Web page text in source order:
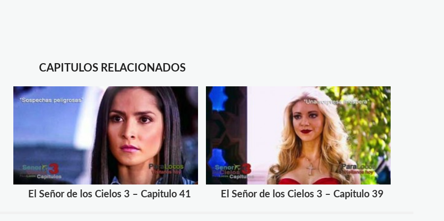
CAPITULOS RELACIONADOS
El Señor de los Cielos 3 – Capitulo 41 El Señor de los Cielos 3 – Capitulo 39